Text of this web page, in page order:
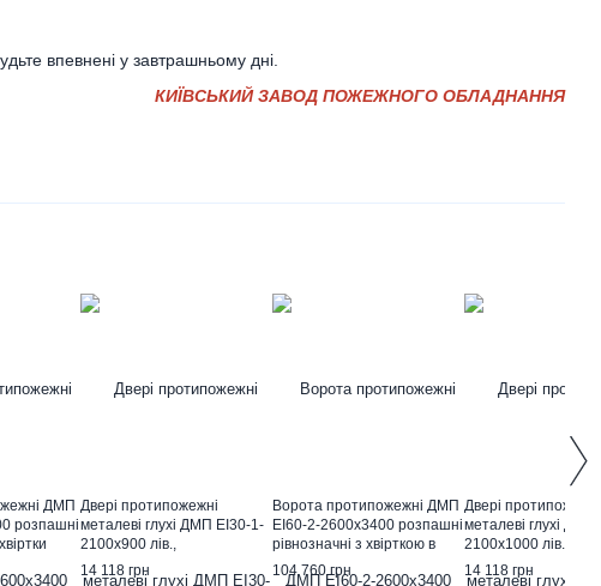
впевнені у завтрашньому дні.
КИЇВСЬКИЙ ЗАВОД ПОЖЕЖНОГО ОБЛАДНАННЯ
ДМП
розпашні
Двері протипожежні
металеві глухі ДМП ЕІ30-1-
2100х900 лів.,
ЄвроСтандарт
14 118 грн
Ворота протипожежні ДМП
EI60-2-2600х3400 розпашні
рівнозначні з хвірткою в
роб. стулці ЄвроСтандарт
104 760 грн
Двері протипожежні
металеві глухі ДМП
2100х1000 лів.,
ЄвроСтандарт
14 118 грн